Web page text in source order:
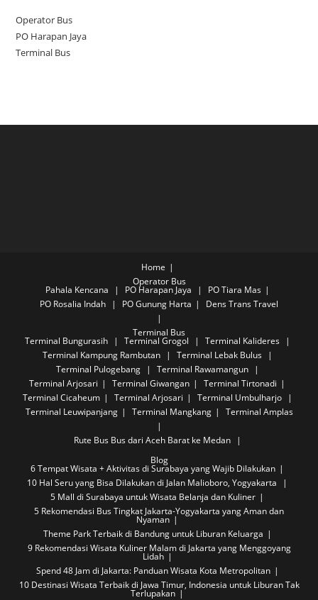
Operator Bus
PO Harapan Jaya
Terminal Bus
Home
Operator Bus
Pahala Kencana PO Harapan Jaya
PO Tiara Mas
PO Rosalia Indah
PO Gunung Harta Dens Trans Travel
Terminal Bus
Terminal Bungurasih Terminal Grogol
Terminal Kalideres
Terminal Kampung Rambutan
Terminal Lebak Bulus
Terminal Pulogebang
Terminal Rawamangun
Terminal Arjosari
Terminal Giwangan
Terminal Tirtonadi
Terminal Cicaheum
Terminal Arjosari
Terminal Umbulharjo
Terminal Leuwipanjang
Terminal Mangkang Terminal Amplas
Rute Bus Bus dari Aceh Barat ke Medan
Blog
6 Tempat Wisata + Aktivitas di Surabaya yang Wajib Dilakukan
10 Hal Seru yang Bisa Dilakukan di Jalan Malioboro, Yogyakarta
5 Mall di Surabaya untuk Wisata Belanja dan Kuliner
5 Rekomendasi Bus Tingkat Jakarta-Yogyakarta yang Aman dan
Nyaman
Theme Park Terbaik di Bandung untuk Liburan Keluarga
9 Rekomendasi Wisata Kuliner Malam di Jakarta yang Menggoyang
Lidah
Spend 48 Jam di Jakarta: Panduan Wisata Kota Metropolitan
10 Destinasi Wisata Terbaik di Jawa Timur, Indonesia untuk Liburan Tak
Terlupakan